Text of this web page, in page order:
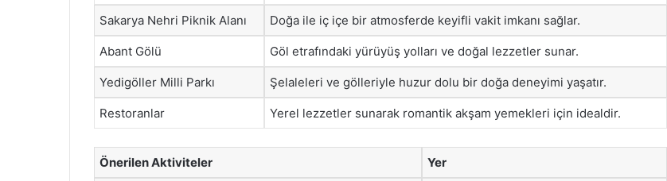
Sakarya Nehri Piknik Alanı Doğa ile iç içe bir atmosferde keyifli vakit imkanı sağlar.
Abant Gölü Göl etrafındaki yürüyüş yolları ve doğal lezzetler sunar.
Yedigöller Milli Parkı Şelaleleri ve gölleriyle huzur dolu bir doğa deneyimi yaşatır.
Restoranlar Yerel lezzetler sunarak romantik akşam yemekleri için idealdir.
Önerilen Aktiviteler Yer